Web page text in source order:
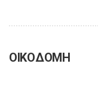
ΟΙΚΟΔΟΜΗ